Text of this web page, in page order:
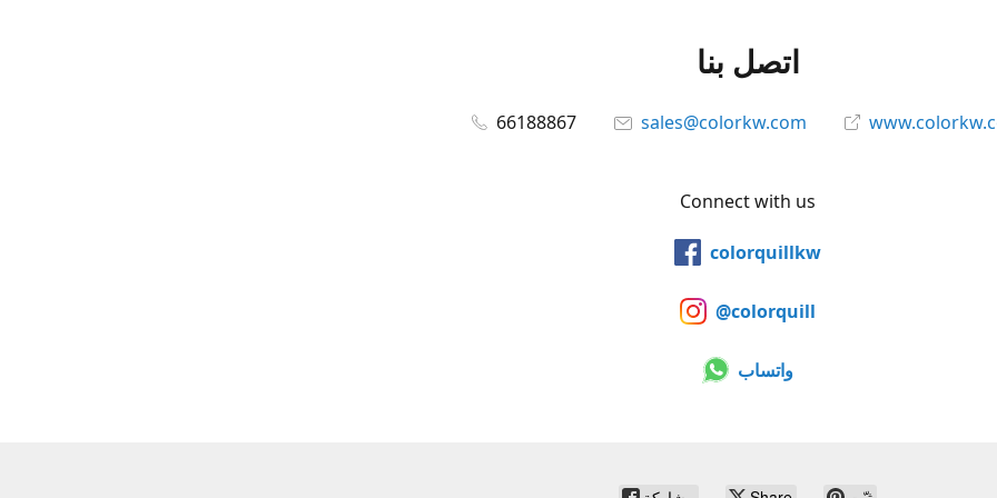
اتصل بنا
66188867 sales@colorkw.com
Connect with us
colorquillkw
@colorquill
واتساب